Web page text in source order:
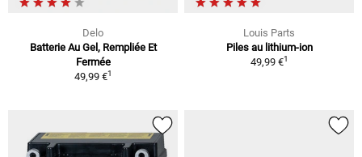
Delo
Batterie Au Gel, Rempliée Et
Fermée
49,99 €1
Louis Parts
Piles au lithium-ion
49,99 €1